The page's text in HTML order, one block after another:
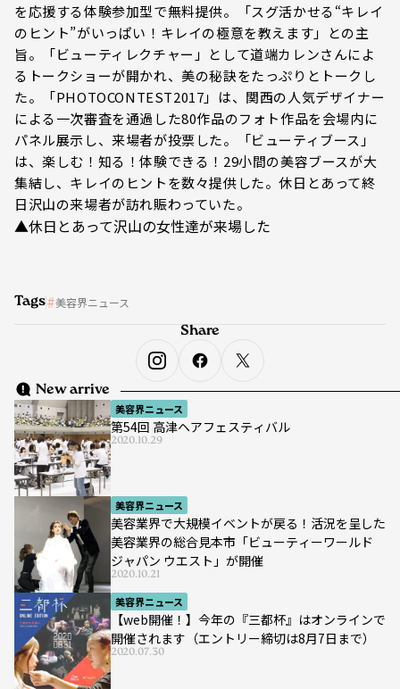
を応援する体験参加型で無料提供。「スグ活かせる“キレイ
のヒント”がいっぱい！キレイの極意を教えます」との主
旨。「ビューティレクチャー」として道端カレンさんによ
るトークショーが開かれ、美の秘訣をたっぷりとトークし
た。「PHOTOCONTEST2017」は、関西の人気デザイナー
による一次審査を通過した80作品のフォト作品を会場内に
パネル展示し、来場者が投票した。「ビューティブース」
は、楽しむ！知る！体験できる！29小間の美容ブースが大
集結し、キレイのヒントを数々提供した。休日とあって終
日沢山の来場者が訪れ賑わっていた。
▲休日とあって沢山の女性達が来場した
Tags 美容界ニュース
New arrive
美容界ニュース
第54回 高津ヘアフェスティバル
2020.10.29
美容界ニュース
美容業界で大規模イベントが戻る！活況を呈した
美容業界の総合見本市「ビューティーワールド
ジャパン ウエスト」が開催
2020.10.21
美容界ニュース
【web開催！】今年の『三都杯』はオンラインで
開催されます（エントリー締切は8月7日まで）
2020.07.30
Share